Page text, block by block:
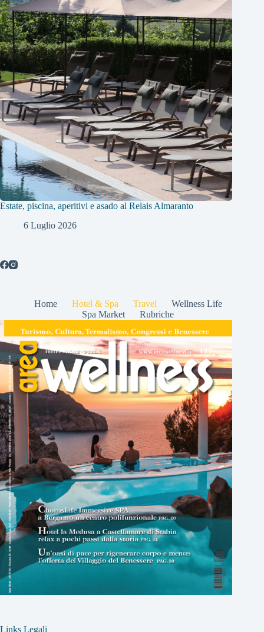
Estate, piscina, aperitivi e asado al Relais Almaranto
6 Luglio 2026
Home Hotel & Spa Travel
Wellness Life
Spa Market
Rubriche
Links Legali